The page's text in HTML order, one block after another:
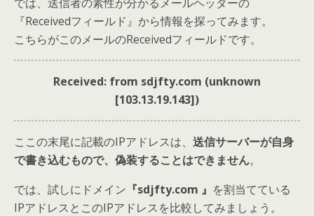
『Receivedフィールド』から情報を探ってみます。
こちらがこのメールのReceivedフィールドです。
Received: from sdjfty.com (unknown
[103.13.19.143])
ここの末尾に記載のIPアドレスは、 送信サーバーが自身
で書き込むもので、偽装することはできません。
では、試しにドメイン 『sdjfty.com 』 を割当てている
IPアドレスとこのIPアドレスを比較してみましょう。